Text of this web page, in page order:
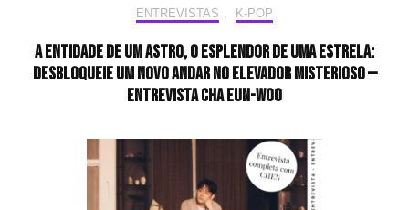
ENTREVISTAS K-POP
A entidade de um astro, o esplendor de uma estrela:
desbloqueie um novo andar no elevador misterioso —
Entrevista CHA EUN-WOO